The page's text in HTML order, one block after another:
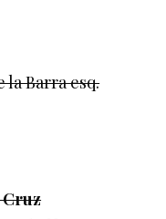
la Barra esq.
Cruz